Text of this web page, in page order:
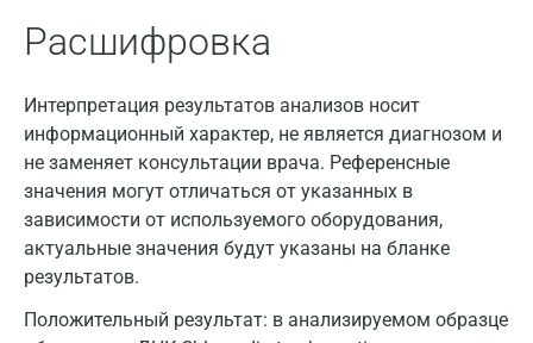
Расшифровка
Интерпретация результатов анализов носит
информационный характер, не является диагнозом и
не заменяет консультации врача. Референсные
значения могут отличаться от указанных в
зависимости от используемого оборудования,
актуальные значения будут указаны на бланке
результатов.
Положительный результат: в анализируемом образце